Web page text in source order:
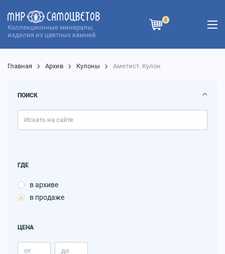
Коллекционные минералы,
изделия из цветных камней
0
Главная Архив Кулоны Аметист. Кулон
ПОИСК
ГДЕ
в архиве
в продаже
ЦЕНА